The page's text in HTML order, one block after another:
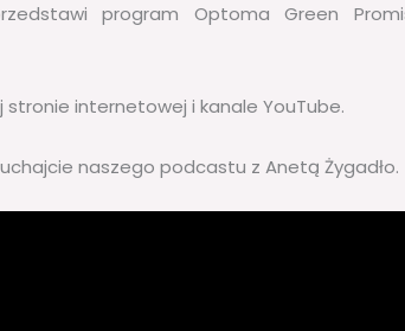
program Optoma Green
stronie internetowej i kanale YouTube.
naszego podcastu z Anetą Żygadło.